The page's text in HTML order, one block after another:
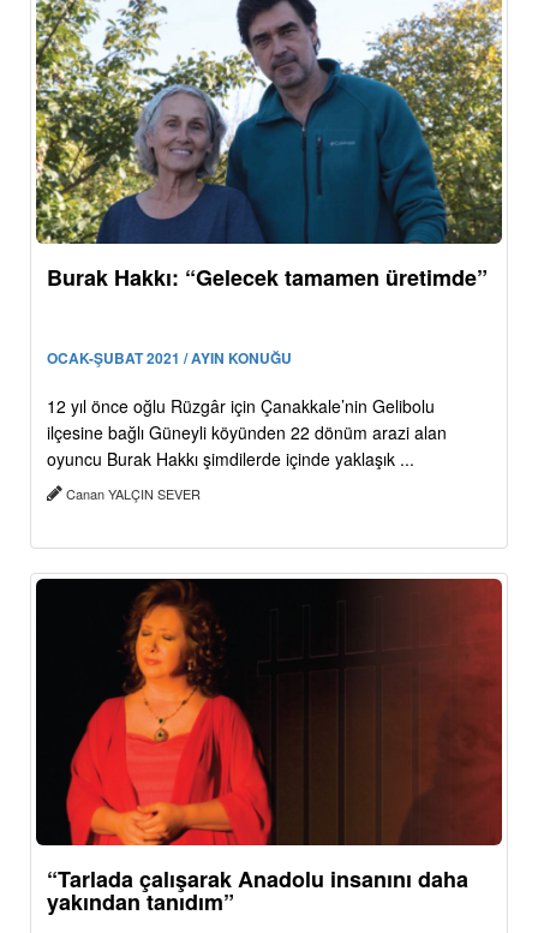
Burak Hakkı: “Gelecek tamamen üretimde”
OCAK-ŞUBAT 2021 / AYIN KONUĞU
12 yıl önce oğlu Rüzgâr için Çanakkale’nin Gelibolu
ilçesine bağlı Güneyli köyünden 22 dönüm arazi alan
oyuncu Burak Hakkı şimdilerde içinde yaklaşık ...
Canan YALÇIN SEVER
“Tarlada çalışarak Anadolu insanını daha
yakından tanıdım”